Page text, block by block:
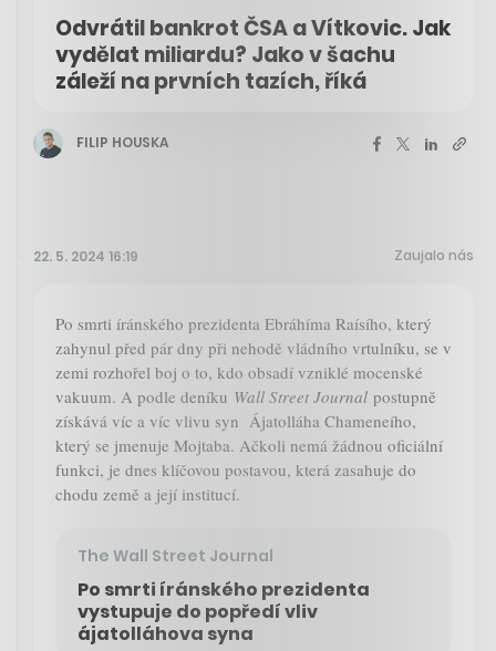
Odvrátil bankrot ČSA a Vítkovic. Jak
vydělat miliardu? Jako v šachu
záleží na prvních tazích, říká
FILIP HOUSKA
22. 5. 2024 16:19 Zaujalo nás
Po smrti íránského prezidenta Ebráhíma Raísího, který
zahynul před pár dny při nehodě vládního vrtulníku, se v
zemi rozhořel boj o to, kdo obsadí vzniklé mocenské
vakuum. A podle deníku Wall Street Journal postupně
získává víc a víc vlivu syn Ájatolláha Chameneího,
který se jmenuje Mojtaba. Ačkoli nemá žádnou oficiální
funkci, je dnes klíčovou postavou, která zasahuje do
chodu země a její institucí.
The Wall Street Journal
Po smrti íránského prezidenta
vystupuje do popředí vliv
ájatolláhova syna